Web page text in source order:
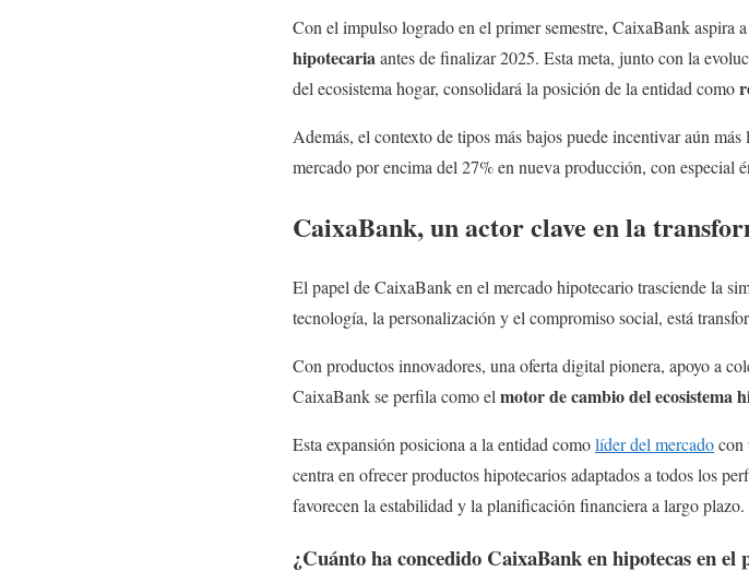
Con el impulso logrado en el primer semestre, CaixaBank aspira a
hipotecariaantes de finalizar 2025. Esta meta, junto con la
del ecosistema hogar, consolidará la posición de la entidad como
Además, el contexto de tipos más bajos puede incentivar aún
mercado por encima del 27% en nueva producción, con especial
CaixaBank, un actor clave en la
El papel de CaixaBank en el mercado hipotecario trasciende la
tecnología, la personalización y el compromiso social, está
Con productos innovadores, una oferta digital pionera, apoyo a
CaixaBank se perfila como el motor de cambio del ecosistema
Esta expansión posiciona a la entidad comolíder del mercadocon
centra en ofrecer productos hipotecarios adaptados a todos los
favorecen la estabilidad y la planificación financiera a largo plazo.
¿Cuánto ha concedido CaixaBank en hipotecas en el